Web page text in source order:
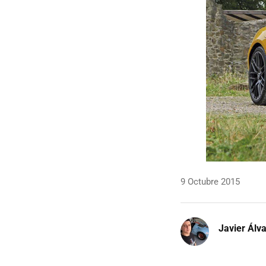
9 Octubre 2015
Javier